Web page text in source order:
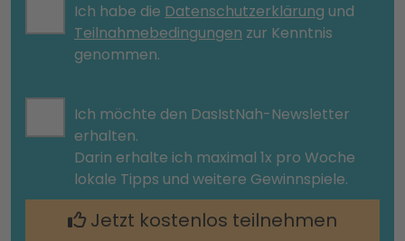
Ich habe die Datenschutzerklärung und
Teilnahmebedingungen zur Kenntnis
genommen.
Ich möchte den DasIstNah-Newsletter
erhalten.
Darin erhalte ich maximal 1x pro Woche
lokale Tipps und weitere Gewinnspiele.
Jetzt kostenlos teilnehmen